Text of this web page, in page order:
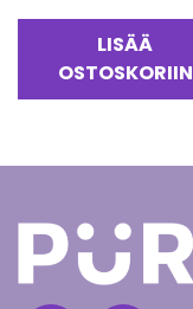
LISÄÄ
OSTOSKORIIN